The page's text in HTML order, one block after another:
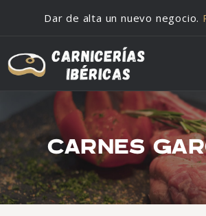
Dar de alta un nuevo negocio.
CARNES